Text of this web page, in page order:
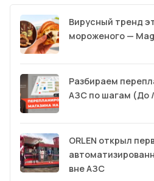
Вирусный тренд
мороженого —
Разбираем
АЗС по шагам (До
ORLEN открыл
вне АЗС